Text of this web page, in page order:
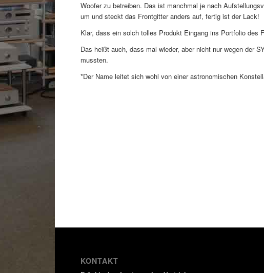
Woofer zu betreiben. Das ist manchmal je nach
um und steckt das Frontgitter anders auf, fertig ist der Lack!
Klar, dass ein solch tolles Produkt Eingang ins Portfolio des
Das heißt auch, dass mal wieder, aber nicht nur wegen der
mussten.
*Der Name leitet sich wohl von einer astronomischen
KONTAKT